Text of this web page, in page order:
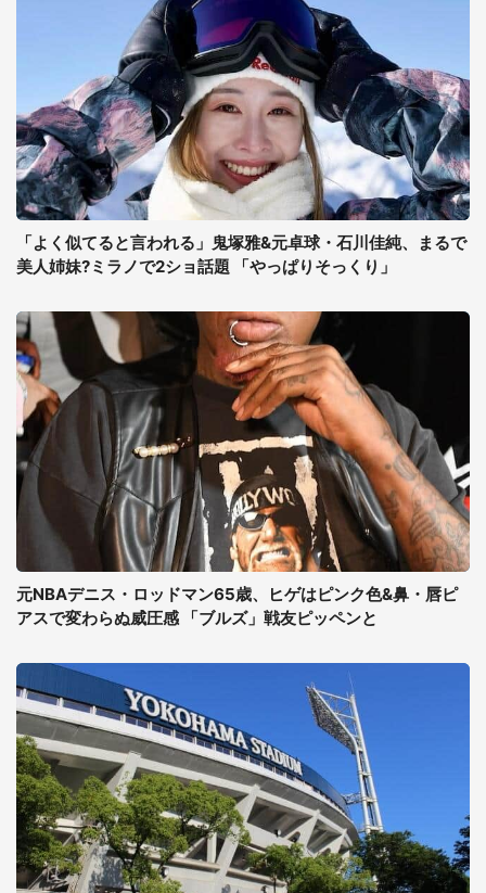
「よく似てると言われる」鬼塚雅&元卓球・石川佳純、まるで
美人姉妹?ミラノで2ショ話題 「やっぱりそっくり」
元NBAデニス・ロッドマン65歳、ヒゲはピンク色&鼻・唇ピ
アスで変わらぬ威圧感 「ブルズ」戦友ピッペンと